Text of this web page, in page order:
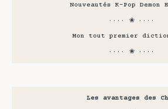
Nouveautés K-Pop Demon
···· ❀ ····
Mon tout premier
···· ❀ ····
Les avantages des